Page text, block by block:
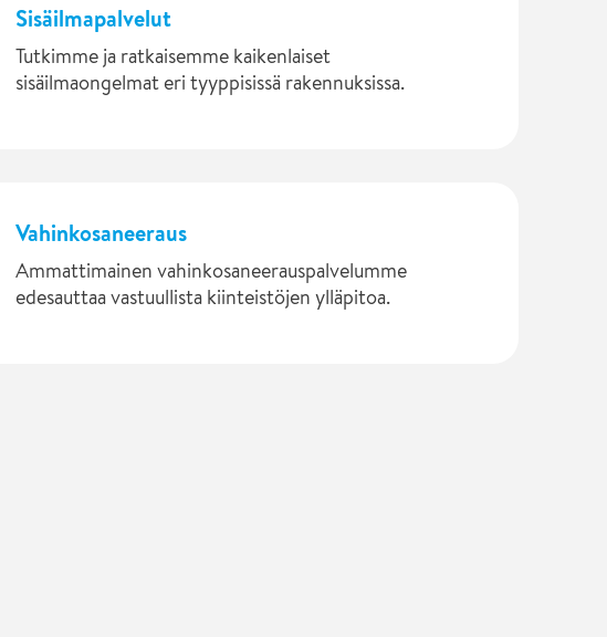
Sisäilmapalvelut
Tutkimme ja ratkaisemme kaikenlaiset
sisäilmaongelmat eri tyyppisissä rakennuksissa.
Vahinkosaneeraus
Ammattimainen vahinkosaneerauspalvelumme
edesauttaa vastuullista kiinteistöjen ylläpitoa.